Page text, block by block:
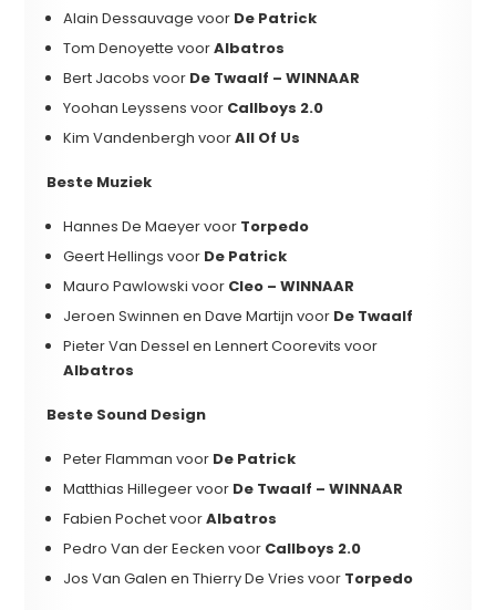
Alain Dessauvage voor De Patrick
Tom Denoyette voorAlbatros
Bert Jacobs voor De Twaalf – WINNAAR
Yoohan Leyssens voor Callboys 2.0
Kim Vandenbergh voorAll Of Us
Beste Muziek
Hannes De Maeyer voor Torpedo
Geert Hellings voor De Patrick
Mauro Pawlowski voor Cleo – WINNAAR
Jeroen Swinnen en Dave Martijn voor De Twaalf
Pieter Van Dessel en Lennert Coorevits voor
Albatros
Beste Sound Design
Peter Flamman voor De Patrick
Matthias Hillegeer voor De Twaalf – WINNAAR
Fabien Pochet voorAlbatros
Pedro Van der Eecken voor Callboys 2.0
Jos Van Galen en Thierry De Vries voor Torpedo